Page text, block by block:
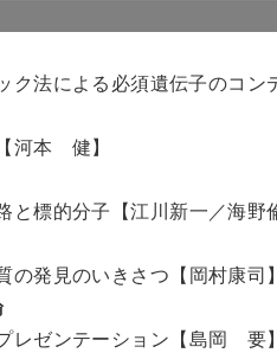
ク法による必須遺伝子のコン
河本 健】
と標的分子 【江川新一／海野
の発見のいきさつ 【岡村康司】
ゼンテーション 【島岡 要】